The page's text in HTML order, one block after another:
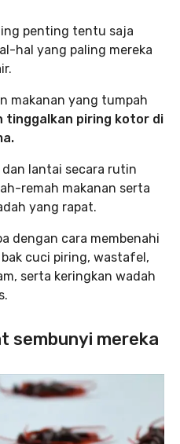
penting tentu saja
hal yang paling mereka
makanan yang tumpah
tinggalkan piring kotor di
lantai secara rutin
remah makanan serta
yang rapat.
dengan cara membenahi
cuci piring, wastafel,
serta keringkan wadah
sembunyi mereka